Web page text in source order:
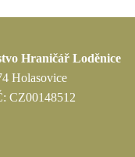
Hraničář Loděnice
Holasovice
CZ00148512